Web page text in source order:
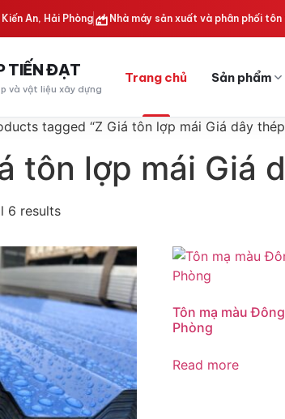
An, Hải Phòng Nhà máy sản xuất và phân phối
TIẾN ĐẠT
và vật liệu xây dựng
Trang chủ Sản phẩm
tagged “Z Giá tôn lợp mái Giá dây
tôn lợp mái Giá
6 results
Tôn mạ màu
Phòng
Read more